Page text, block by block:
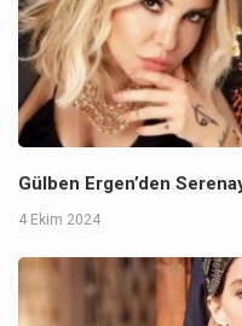
Gülben Ergen’den
4 Ekim 2024